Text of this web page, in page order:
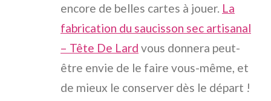
encore de belles cartes à jouer. La
fabrication du saucisson sec artisanal
– Tête De Lard vous donnera peut-
être envie de le faire vous-même, et
de mieux le conserver dès le départ !